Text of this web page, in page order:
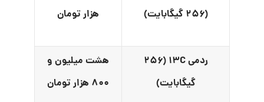
(۲۵۶ گیگابایت)
هزار تومان
ردمی ۱۳C (۲۵۶
گیگابایت)
هشت میلیون و
۸۰۰ هزار تومان